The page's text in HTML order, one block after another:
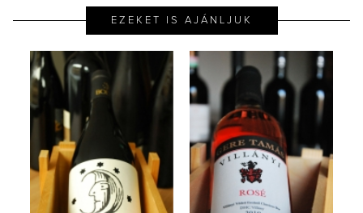
EZEKET IS AJÁNLJUK